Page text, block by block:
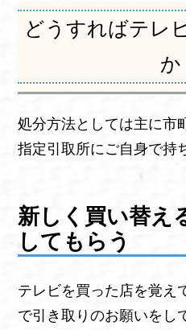
どうすればテレ
か
処分方法としては主に市
指定引取所にご自身で持
新しく買い替え
してもらう
テレビを買った店を覚え
で引き取りのお願いをし